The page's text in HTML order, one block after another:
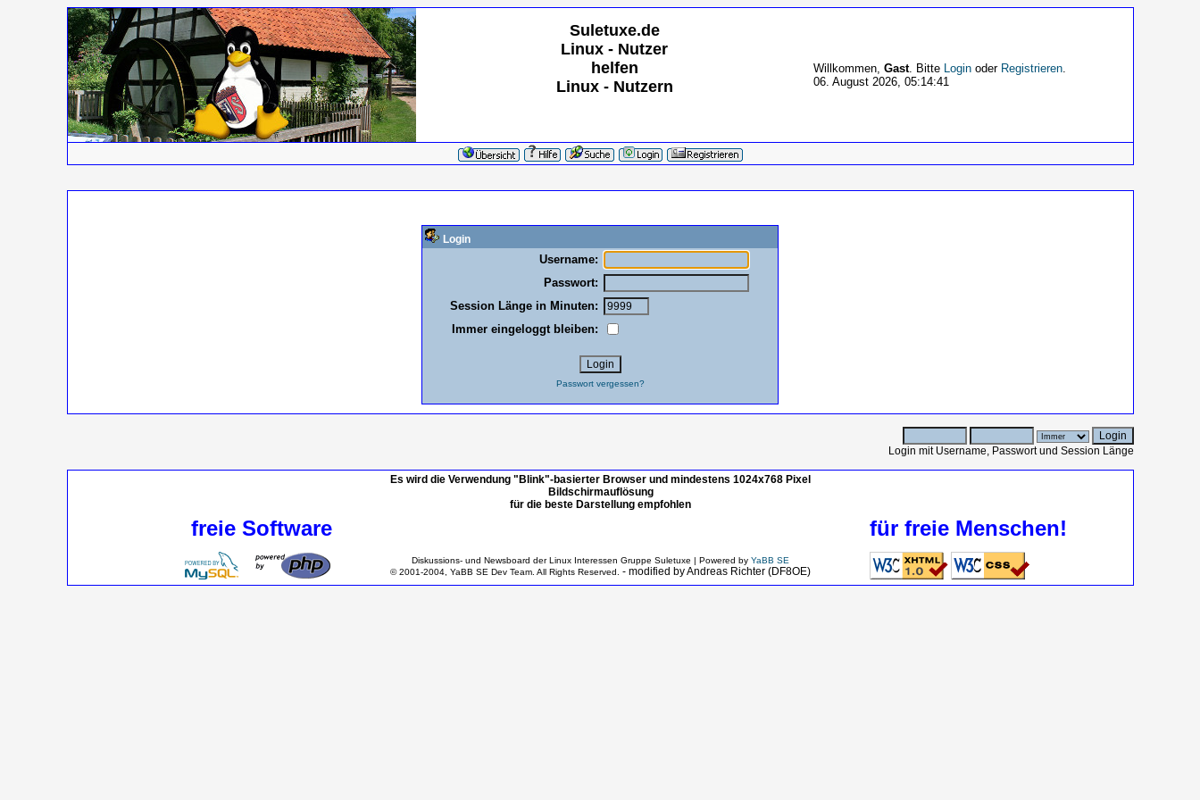
Suletuxe.de
Linux - Nutzer
helfen
Linux - Nutzern
Willkommen, Gast. Bitte Loginoder Registrieren.
06. August 2026, 05:14:41
Login
Username:
Passwort:
Session Länge in Minuten:
Immer eingeloggt bleiben:
Passwort vergessen?
Login mit Username, Passwort und Session Länge
Es wird die Verwendung "Blink"-basierter Browser und mindestens 1024x768 Pixel
Bildschirmauflösung
für die beste Darstellung empfohlen
freie Software für freie Menschen!
Diskussions- und Newsboard der Linux Interessen Gruppe Suletuxe | Powered by YaBB SE
© 2001-2004, YaBB SE Dev Team. All Rights Reserved.
- modified by Andreas Richter (DF8OE)